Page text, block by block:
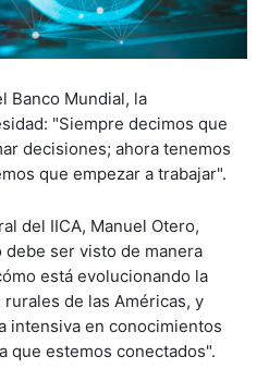
Banco Mundial, la
"Siempre decimos que
decisiones; ahora tenemos
que empezar a trabajar".
del IICA, Manuel Otero,
ser visto de manera
está evolucionando la
de las Américas, y
intensiva en conocimientos
que estemos conectados".